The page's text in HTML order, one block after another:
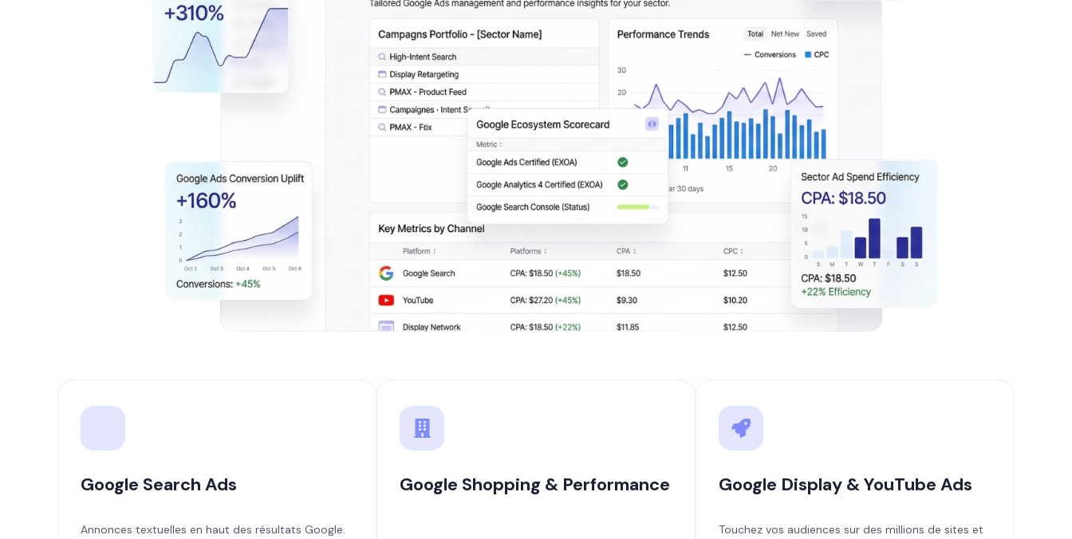
Google Search Ads
Annonces textuelles en haut des résultats Google.
Google Shopping & Performance Google Display & YouTube Ads
Touchez vos audiences sur des millions de sites et